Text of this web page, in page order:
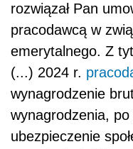
rozwiązał Pan
pracodawcą w
emerytalnego. Z
(...) 2024 r.
wynagrodzenie
wynagrodzenia, po
ubezpieczenie